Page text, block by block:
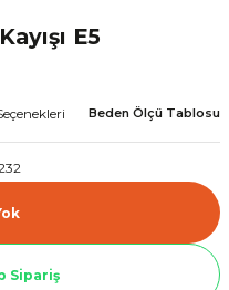
E5
Beden Ölçü Tablosu
Sipariş